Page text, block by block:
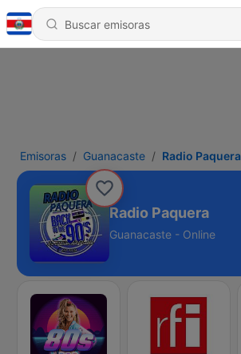
Emisoras Guanacaste Radio Paquera
Radio Paquera
Guanacaste - Online